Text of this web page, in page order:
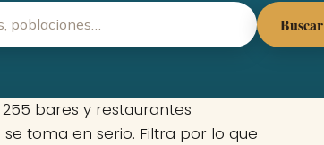
Buscar
255 bares y restaurantes
toma en serio. Filtra por lo que